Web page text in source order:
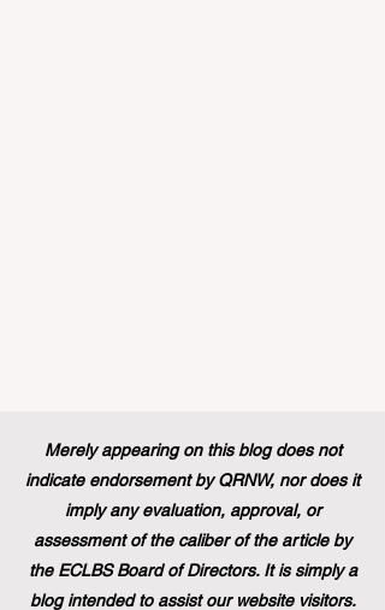
Merely appearing on this blog does not
indicate endorsement by QRNW, nor does it
imply any evaluation, approval, or
assessment of the caliber of the article by
the ECLBS Board of Directors. It is simply a
blog intended to assist our website visitors.